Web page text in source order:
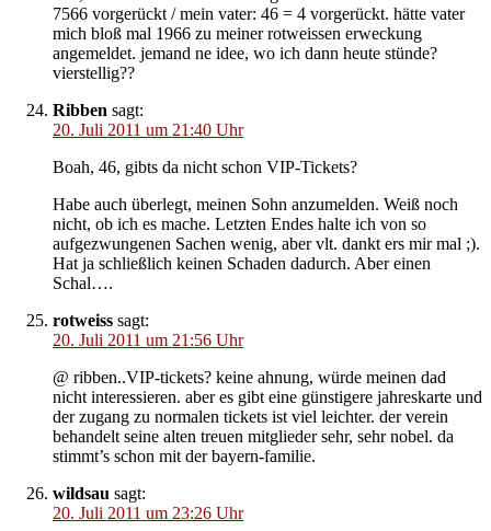
7566 vorgerückt / mein vater: 46 = 4 vorgerückt. hätte vater
mich bloß mal 1966 zu meiner rotweissen erweckung
angemeldet. jemand ne idee, wo ich dann heute stünde?
vierstellig??
Ribben sagt:
20. Juli 2011 um 21:40 Uhr
Boah, 46, gibts da nicht schon VIP-Tickets?
Habe auch überlegt, meinen Sohn anzumelden. Weiß noch
nicht, ob ich es mache. Letzten Endes halte ich von so
aufgezwungenen Sachen wenig, aber vlt. dankt ers mir mal ;).
Hat ja schließlich keinen Schaden dadurch. Aber einen
Schal….
rotweiss sagt:
20. Juli 2011 um 21:56 Uhr
@ ribben..VIP-tickets? keine ahnung, würde meinen dad
nicht interessieren. aber es gibt eine günstigere jahreskarte und
der zugang zu normalen tickets ist viel leichter. der verein
behandelt seine alten treuen mitglieder sehr, sehr nobel. da
stimmt’s schon mit der bayern-familie.
wildsau sagt:
20. Juli 2011 um 23:26 Uhr